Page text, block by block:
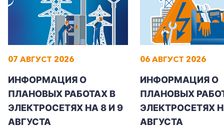
07 АВГУСТ 2026
ИНФОРМАЦИЯ О
ПЛАНОВЫХ РАБОТАХ В
ЭЛЕКТРОСЕТЯХ НА 8 И 9
АВГУСТА
06 АВГУСТ 2026
ИНФОРМАЦИЯ О
ПЛАНОВЫХ
ЭЛЕКТРОСЕТЯХ
АВГУСТА